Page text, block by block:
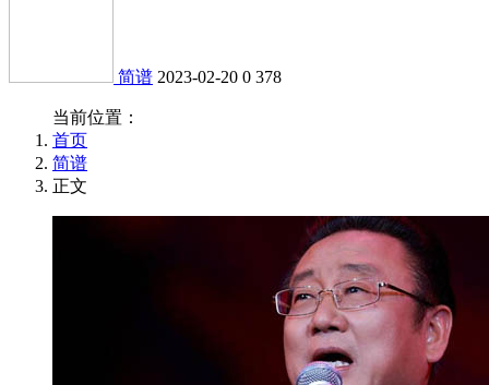
简谱 2023-02-20 0 378
当前位置：
首页
简谱
正文